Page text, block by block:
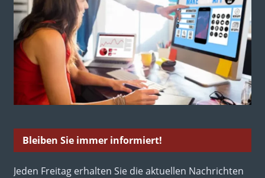
Bleiben Sie immer informiert!
Jeden Freitag erhalten Sie die aktuellen Nachrichten